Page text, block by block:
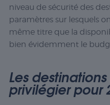
niveau de sécurité des
paramètres sur lesquels
même titre que la
bien évidemment le
Les
privilégier pour